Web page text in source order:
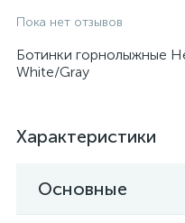
Пока нет отзывов
Ботинки горнолыжные
White/Gray
Характеристики
Основные